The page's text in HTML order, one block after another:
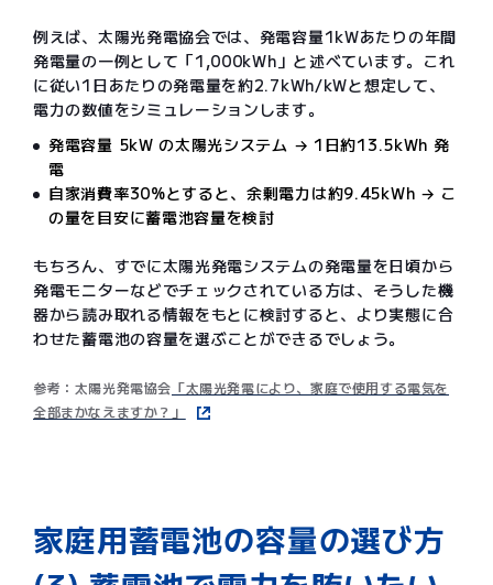
例えば、太陽光発電協会では、発電容量1kWあたりの年間
発電量の一例として「1,000kWh」と述べています。これ
に従い1日あたりの発電量を約2.7kWh/kWと想定して、
電力の数値をシミュレーションします。
発電容量 5kW の太陽光システム → 1日約13.5kWh 発
電
自家消費率30%とすると、余剰電力は約9.45kWh → こ
の量を目安に蓄電池容量を検討
もちろん、すでに太陽光発電システムの発電量を日頃から
発電モニターなどでチェックされている方は、そうした機
器から読み取れる情報をもとに検討すると、より実態に合
わせた蓄電池の容量を選ぶことができるでしょう。
参考：太陽光発電協会 「太陽光発電により、家庭で使用する電気を
全部まかなえますか？」
家庭用蓄電池の容量の選び方